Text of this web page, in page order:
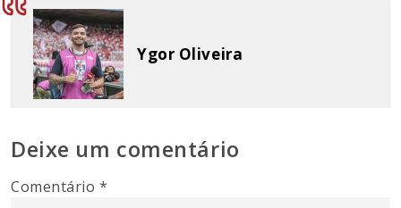
Ygor Oliveira
Deixe um comentário
Comentário*